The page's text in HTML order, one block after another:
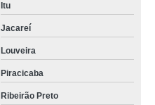
Itu
Jacareí
Louveira
Piracicaba
Ribeirão Preto